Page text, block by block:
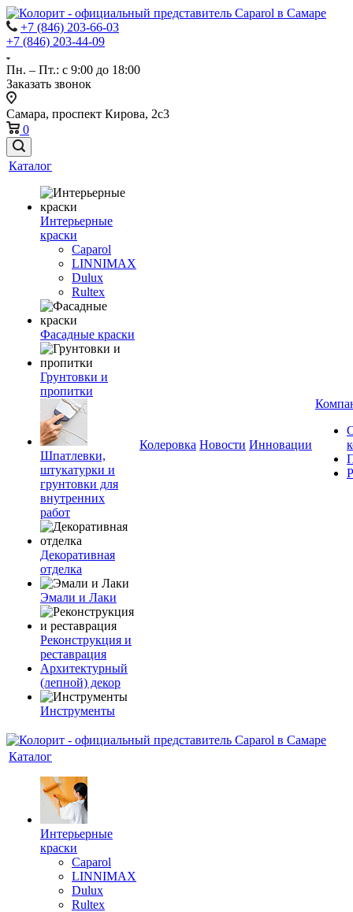
+7 (846) 203-66-03
+7 (846) 203-44-09
Пн. – Пт.: с 9:00 до 18:00
Заказать звонок
Самара, проспект Кирова, 2с3
0
Каталог
Интерьерные
краски
Caparol
LINNIMAX
Dulux
Rultex
Фасадные краски
Грунтовки и
пропитки
Шпатлевки,
штукатурки и
грунтовки для
внутренних
работ
Декоративная
отделка
Эмали и Лаки
Реконструкция и
реставрация
Архитектурный
(лепной) декор
Инструменты
Колеровка Новости Инновации
Каталог
Интерьерные
краски
Caparol
LINNIMAX
Dulux
Rultex